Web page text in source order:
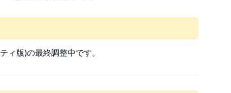
版)の最終調整中です。